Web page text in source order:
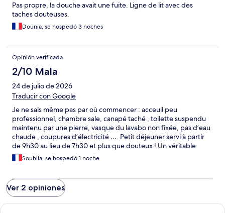
Pas propre, la douche avait une fuite. Ligne de lit avec des
taches douteuses.
Dounia, se hospedó 3 noches
Opinión verificada
2/10 Mala
24 de julio de 2026
Traducir con Google
Je ne sais même pas par où commencer : acceuil peu
professionnel, chambre sale, canapé taché , toilette suspendu
maintenu par une pierre, vasque du lavabo non fixée, pas d’eau
chaude , coupures d’électricité …. Petit déjeuner servi à partir
de 9h30 au lieu de 7h30 et plus que douteux ! Un véritable
scandale vu le prix de la nuit ! Touriste passez votre chemin ….
Cet établissement ne mérite pas son public car il ne le respecte
Souhila, se hospedó 1 noche
Ver 2 opiniones